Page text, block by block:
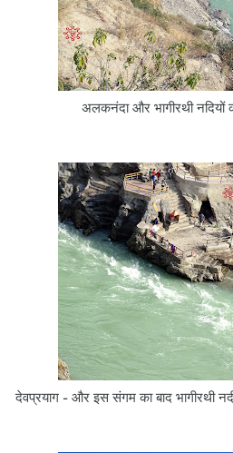
अलकनंदा और भागीरथी नदियों
देवप्रयाग - और इस संगम का बाद भागीरथी